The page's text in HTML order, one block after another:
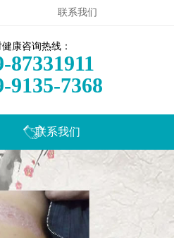
联系我们
康咨询热线：
87331911
9135-7368
联系我们